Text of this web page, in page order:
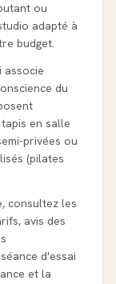
ou
adapté à
budget.
associe
du
en salle
privées ou
(pilates
consultez les
avis des
d'essai
et la